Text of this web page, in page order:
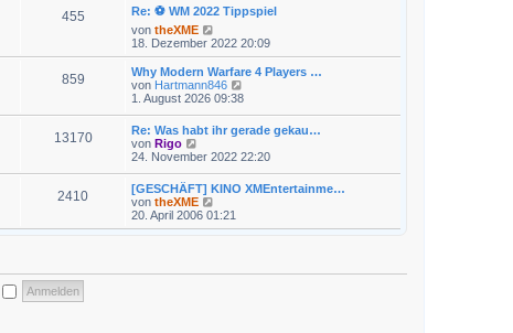
e
i
t
g
s
e
r
B
i
a
g
455
Re: ⚽ WM 2022 Tippspiel
von theXME
e
u
e
s
t
B
i
t
r
g
18. Dezember 2022 20:09
859
Why Modern Warfare 4 Players …
von Hartmann846
e
s
t
e
r
B
t
1. August 2026 09:38
13170
Re: Was habt ihr gerade gekau…
von Rigo
e
e
s
t
e
i
24. November 2022 22:20
2410
[GESCHÄFT] KINO XMEntertainme…
von theXME
e
u
20. April 2006 01:21